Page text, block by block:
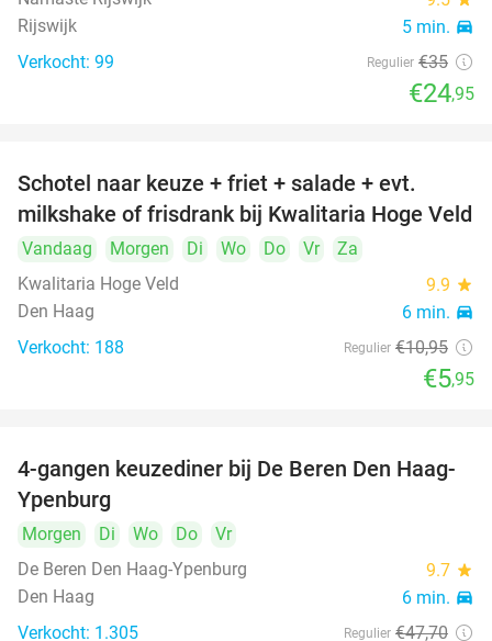
Rijswijk 5 min. directions_car
Verkocht: 99 Regulier €35
€24,95
Schotel naar keuze + friet + salade + evt.
milkshake of frisdrank bij Kwalitaria Hoge Veld
Vandaag Morgen Di Wo Do Vr
Za
Kwalitaria Hoge Veld
9.9 star
Den Haag 6 min. directions_car
Verkocht: 188 Regulier €10,95
€5,95
46%
4-gangen keuzediner bij De Beren Den Haag-
Ypenburg
Morgen Di Wo Do
Vr
De Beren Den Haag-Ypenburg
9.7 star
Den Haag 6 min. directions_car
Verkocht: 1.305 Regulier €47,70